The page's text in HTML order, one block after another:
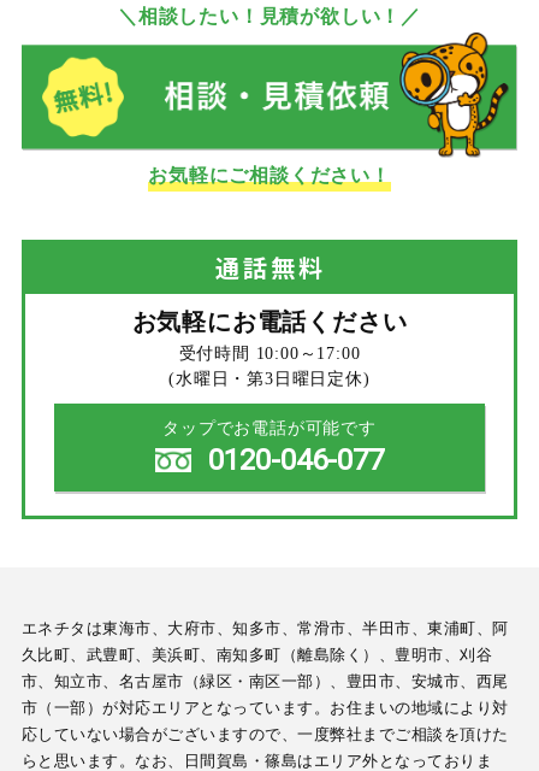
＼相談したい！見積が欲しい！／
お気軽にご相談ください！
通話無料
お気軽にお電話ください
受付時間 10:00～17:00
(水曜日・第3日曜日定休)
タップでお電話が可能です
0120-046-077
エネチタは東海市、大府市、知多市、常滑市、半田市、東浦町、阿
久比町、武豊町、美浜町、南知多町（離島除く）、豊明市、刈谷
市、知立市、名古屋市（緑区・南区一部）、豊田市、安城市、西尾
市（一部）が対応エリアとなっています。お住まいの地域により対
応していない場合がございますので、一度弊社までご相談を頂けた
らと思います。なお、日間賀島・篠島はエリア外となっておりま